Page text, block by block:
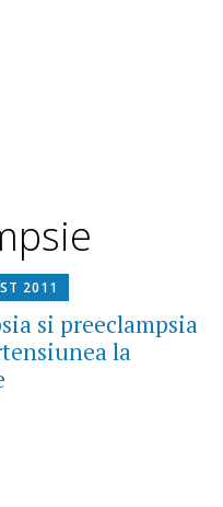
2011
si preeclampsia
la